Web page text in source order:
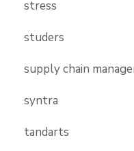
stress
studers
supply chain
syntra
tandarts